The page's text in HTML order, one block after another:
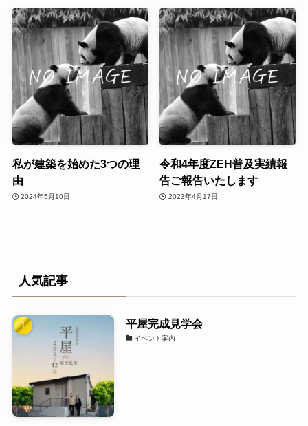
私が建築を始めた3つの理
由
2024年5月10日
令和4年度ZEH普及実績報
告ご報告いたします
2023年4月17日
人気記事
平屋完成見学会
イベント案内